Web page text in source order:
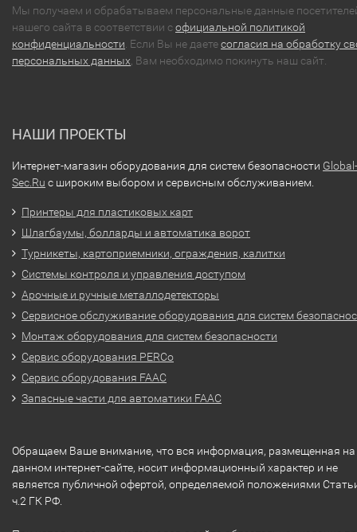
Мы получаем и обрабатываем персональные данные
нашего сайта в соответствии софициальной политикой
конфиденциальности . Если Вы не даетесогласия на обработку
персональных данных , Вам необходимо покинуть наш сайт.
НАШИ ПРОЕКТЫ
Интернет-магазин оборудования для систем безопасности Global-
Sec.Ru с широким выбором и сервисным обслуживанием.
Принтеры для пластиковых карт
Шлагбаумы, болларды и автоматика ворот
Турникеты, картоприемники, ограждения, калитки
Системы контроля и управления доступом
Арочные и ручные металлодетекторы
Сервисное обслуживание оборудования для систем
Монтаж оборудования для систем безопасности
Сервис оборудования PERCo
Сервис оборудования FAAC
Запасные части для автоматики FAAC
Обращаем Ваше внимание, что вся информация, размещенная на
данном интернет-сайте, носит информационный характер и не
является публичной офертой, определяемой положениями
ч.2 ГК РФ.